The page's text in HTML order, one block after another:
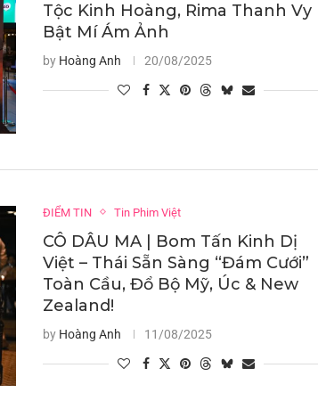
Tộc Kinh Hoàng, Rima Thanh Vy
Bật Mí Ám Ảnh
by Hoàng Anh 20/08/2025
ĐIỂM TIN Tin Phim Việt
CÔ DÂU MA | Bom Tấn Kinh Dị
Việt – Thái Sẵn Sàng “Đám Cưới”
Toàn Cầu, Đổ Bộ Mỹ, Úc & New
Zealand!
by Hoàng Anh 11/08/2025